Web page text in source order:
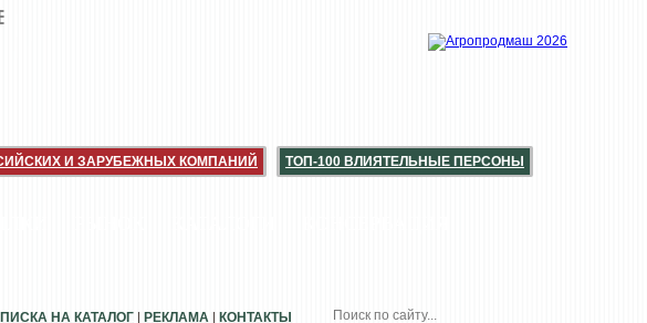
И ЗАРУБЕЖНЫХ КОМПАНИЙ ТОП-100 ВЛИЯТЕЛЬНЫЕ ПЕРСОНЫ
НА КАТАЛОГ РЕКЛАМА КОНТАКТЫ